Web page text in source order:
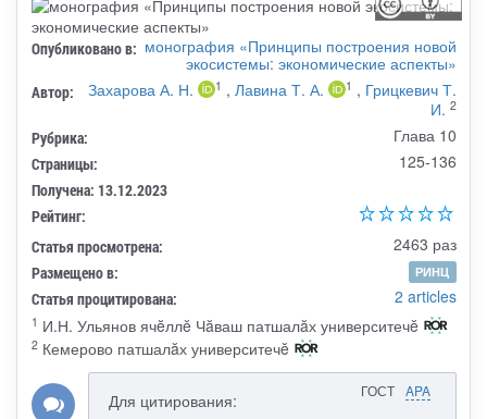
Опубликовано в: монография «Принципы построения новой
экосистемы: экономические аспекты»
Автор: Захарова А. Н. 1 , Лавина Т. А. 1 , Грицкевич Т.
И. 2
Рубрика: Глава 10
Страницы: 125-136
Получена: 13.12.2023
Рейтинг:
Статья просмотрена:
2463 раз
Размещено в: РИНЦ
Статья процитирована: 2 articles
1 И.Н. Ульянов ячĕллĕ Чăваш патшалăх университечĕ
2Кемерово патшалăх университечĕ
ГОСТ APA
Для цитирования: